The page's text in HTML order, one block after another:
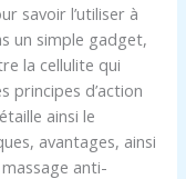
savoir l’utiliser à
un simple gadget,
la cellulite qui
principes d’action
ainsi le
avantages, ainsi
anti-